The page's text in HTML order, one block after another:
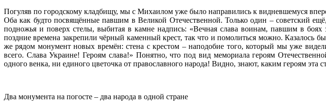
Погуляв по городскому кладбищу, мы с Михаилом уже было направились к видневшемуся
Оба как будто посвящённые павшим в Великой Отечественной. Только один – советский
подножья и поверх стелы, выбитая в камне надпись: «Вечная слава воинам, павшим в
поздние времена закрепили чёрный каменный крест, так что и помолиться можно.
же рядом монумент новых времён: стена с крестом – наподобие того, который мы уже
всего. Слава Украине! Героям слава!» Понятно, что под вид мемориала героям
одного венка, ни единого цветочка от православного народа! Видно, знают, каким героям эта
Два монумента на погосте – два народа в одной стране